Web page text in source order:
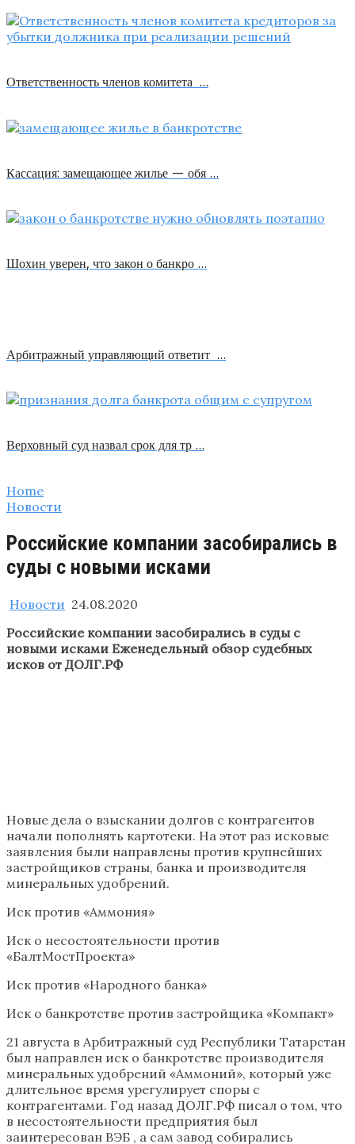
Ответственность членов комитета …
Кассация: замещающее жилье — обя …
Шохин уверен, что закон о банкро …
Арбитражный управляющий ответит …
Верховный суд назвал срок для тр …
Home
Новости
Российские компании засобирались в
суды с новыми исками
Новости 24.08.2020
Российские компании засобирались в суды с
новыми исками Еженедельный обзор судебных
исков от ДОЛГ.РФ
Новые дела о взыскании долгов с контрагентов
начали пополнять картотеки. На этот раз исковые
заявления были направлены против крупнейших
застройщиков страны, банка и производителя
минеральных удобрений.
Иск против «Аммония»
Иск о несостоятельности против
«БалтМостПроекта»
Иск против «Народного банка»
Иск о банкротстве против застройщика «Компакт»
21 августа в Арбитражный суд Республики Татарстан
был направлен иск о банкротстве производителя
минеральных удобрений «Аммоний», который уже
длительное время урегулирует споры с
контрагентами. Год назад ДОЛГ.РФ писал о том, что
в несостоятельности предприятия был
заинтересован ВЭБ , а сам завод собирались